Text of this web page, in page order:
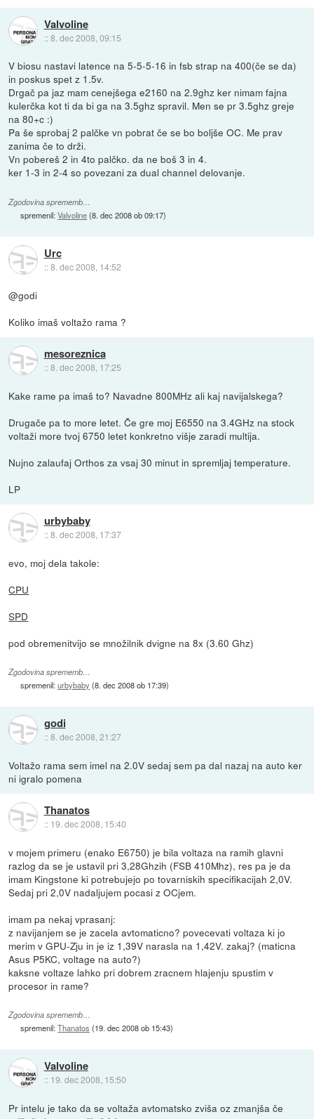
Valvoline
::8. dec 2008, 09:15
V biosu nastavi latence na 5-5-5-16 in fsb strap na 400(če se da)
in poskus spet z 1.5v.
Drgač pa jaz mam cenejšega e2160 na 2.9ghz ker nimam fajna
kulerčka kot ti da bi ga na 3.5ghz spravil. Men se pr 3.5ghz greje
na 80+c :)
Pa še sprobaj 2 palčke vn pobrat če se bo boljše OC. Me prav
zanima če to drži.
Vn pobereš 2 in 4to palčko. da ne boš 3 in 4.
ker 1-3 in 2-4 so povezani za dual channel delovanje.
Zgodovina sprememb…
spremenil:Valvoline(8. dec 2008 ob 09:17)
Urc
::8. dec 2008, 14:52
@godi
Koliko imaš voltažo rama ?
mesoreznica
::8. dec 2008, 17:25
Kake rame pa imaš to? Navadne 800MHz ali kaj navijalskega?
Drugače pa to more letet. Če gre moj E6550 na 3.4GHz na stock
voltaži more tvoj 6750 letet konkretno višje zaradi multija.
Nujno zalaufaj Orthos za vsaj 30 minut in spremljaj temperature.
LP
urbybaby
::8. dec 2008, 17:37
evo, moj dela takole:
CPU
SPD
pod obremenitvijo se množilnik dvigne na 8x (3.60 Ghz)
Zgodovina sprememb…
spremenil:urbybaby (8. dec 2008 ob 17:39)
godi
::8. dec 2008, 21:27
Voltažo rama sem imel na 2.0V sedaj sem pa dal nazaj na auto ker
ni igralo pomena
Thanatos
:: 19. dec 2008, 15:40
v mojem primeru (enako E6750) je bila voltaza na ramih glavni
razlog da se je ustavil pri 3,28Ghzih (FSB 410Mhz), res pa je da
imam Kingstone ki potrebujejo po tovarniskih specifikacijah 2,0V.
Sedaj pri 2,0V nadaljujem pocasi z OCjem.
imam pa nekaj vprasanj:
z navijanjem se je zacela avtomaticno? povecevati voltaza ki jo
merim v GPU-Zju in je iz 1,39V narasla na 1,42V. zakaj? (maticna
Asus P5KC, voltage na auto?)
kaksne voltaze lahko pri dobrem zracnem hlajenju spustim v
procesor in rame?
Zgodovina sprememb…
spremenil:Thanatos (19. dec 2008 ob 15:43)
Valvoline
:: 19. dec 2008, 15:50
Pr intelu je tako da se voltaža avtomatsko zviša oz zmanjša če